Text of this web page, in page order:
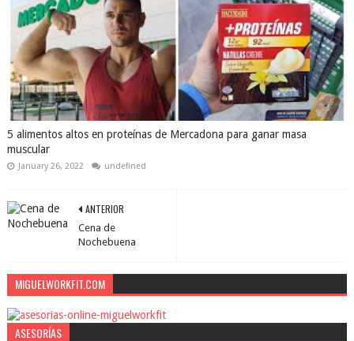
5 alimentos altos en proteínas de Mercadona para ganar masa
muscular
January 26, 2022 undefined
ANTERIOR
Cena de
Nochebuena
MIGUELWORKFIT.COM
ASESORÍAS